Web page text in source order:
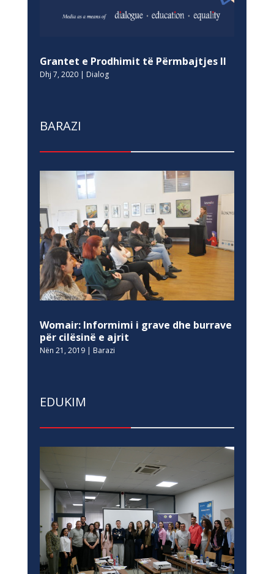
Grantet e Prodhimit të Përmbajtjes II
Dhj 7, 2020| Dialog
BARAZI
Womair: Informimi i grave dhe burrave
për cilësinë e ajrit
Nën 21, 2019| Barazi
EDUKIM